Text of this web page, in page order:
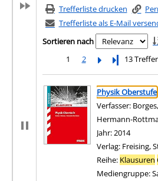
Trefferliste drucken
Trefferliste als E-Mail
Sortieren nach
1
2 Letzte Seite
13 Treffer
Suchergebnis
Zu den Suchfiltern springen
Physik Oberstufe
Verfasser:
Hermann-
Jahr:2014
Verlag: Freising,
Reihe: Klausuren
Mediengruppe: